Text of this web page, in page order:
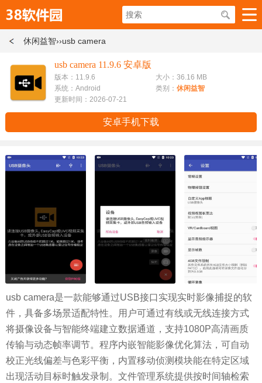
休闲益智››usb camera
usb camera 11.9.6 安卓版
版本：11.9.6
大小：36.16 MB
系统：Android
类别： 休闲益智
更新时间：2026-07-21
安卓手机下载
usb camera是一款能够通过USB接口实现实时影像捕捉的软
件，具备多场景适配特性。用户可通过有线或无线连接方式
将摄像设备与智能终端建立数据通道，支持1080P高清画质
传输与动态帧率调节。程序内嵌智能影像优化算法，可自动
校正光线偏差与色彩平衡，内置移动侦测模块能在特定区域
出现活动目标时触发录制。文件管理系统提供按时间轴检索